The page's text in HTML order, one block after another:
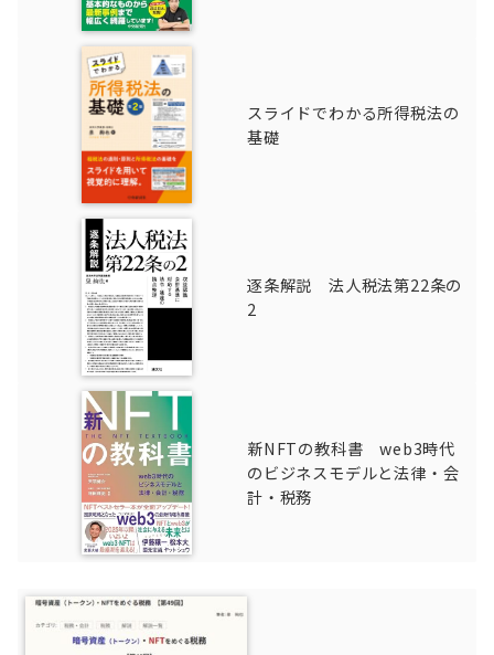
スライドでわかる所得税法の
基礎
逐条解説 法人税法第22条の
2
新NFTの教科書 web3時代
のビジネスモデルと法律・会
計・税務